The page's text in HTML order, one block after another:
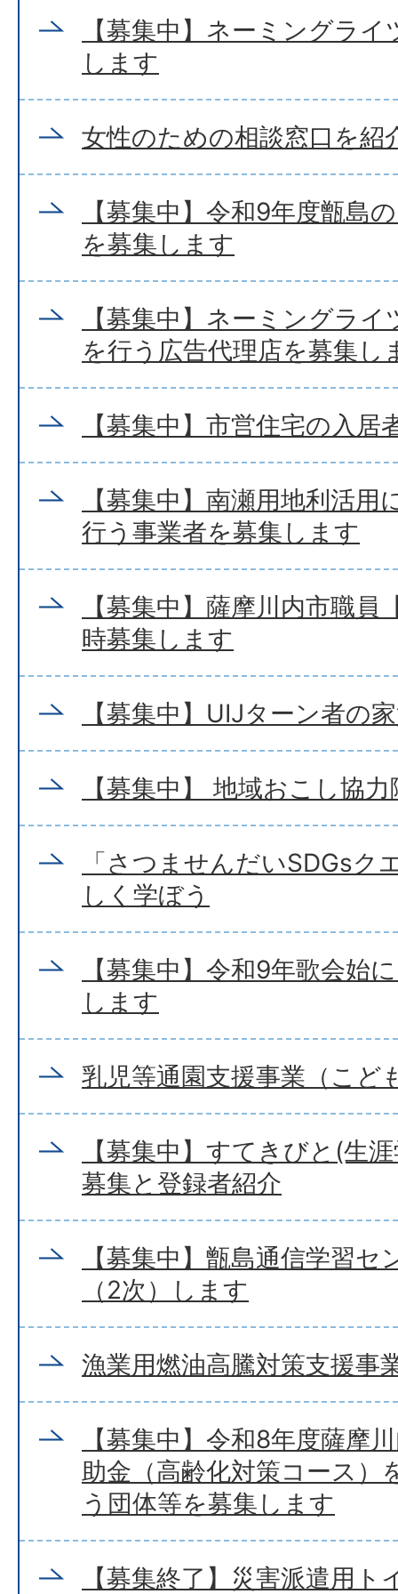
【募集中】ネーミングラ
します
女性のための相談窓口を紹
【募集中】令和9年度甑島
を募集します
【募集中】ネーミングラ
を行う広告代理店を募集し
【募集中】市営住宅の入
【募集中】南瀬用地利活
行う事業者を募集します
【募集中】薩摩川内市職
時募集します
【募集中】UIJターン者の
【募集中】 地域おこし協
「さつませんだいSDGsク
しく学ぼう
【募集中】令和9年歌会始
します
乳児等通園支援事業（こど
【募集中】すてきびと(生
募集と登録者紹介
【募集中】甑島通信学習
（2次）します
漁業用燃油高騰対策支援事
【募集中】令和8年度薩摩
助金（高齢化対策コース）
う団体等を募集します
【募集終了】災害派遣用